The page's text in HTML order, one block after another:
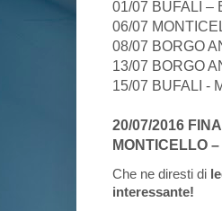
01/07 BUFALI –
06/07
08/07 BORGO
13/07 BORGO
15/07 BUFALI -
20/07/2016
MONTICELLO
Che ne diresti di
interessante!